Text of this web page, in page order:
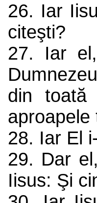
26. Iar
citeşti?
27. Iar
din
28. Iar El
29. Dar
Iisus: Şi